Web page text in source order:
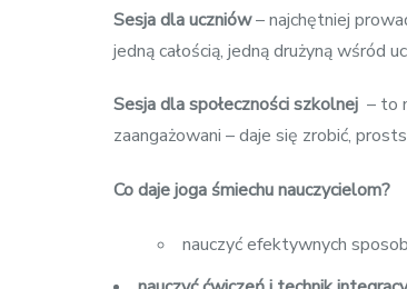
Sesja dla uczniów– najchętniej
jedną całością, jedną drużyną wśród
Sesja dla społeczności szkolnej – to
zaangażowani – daje się zrobić,
Co daje joga śmiechu nauczycielom?
nauczyć efektywnych